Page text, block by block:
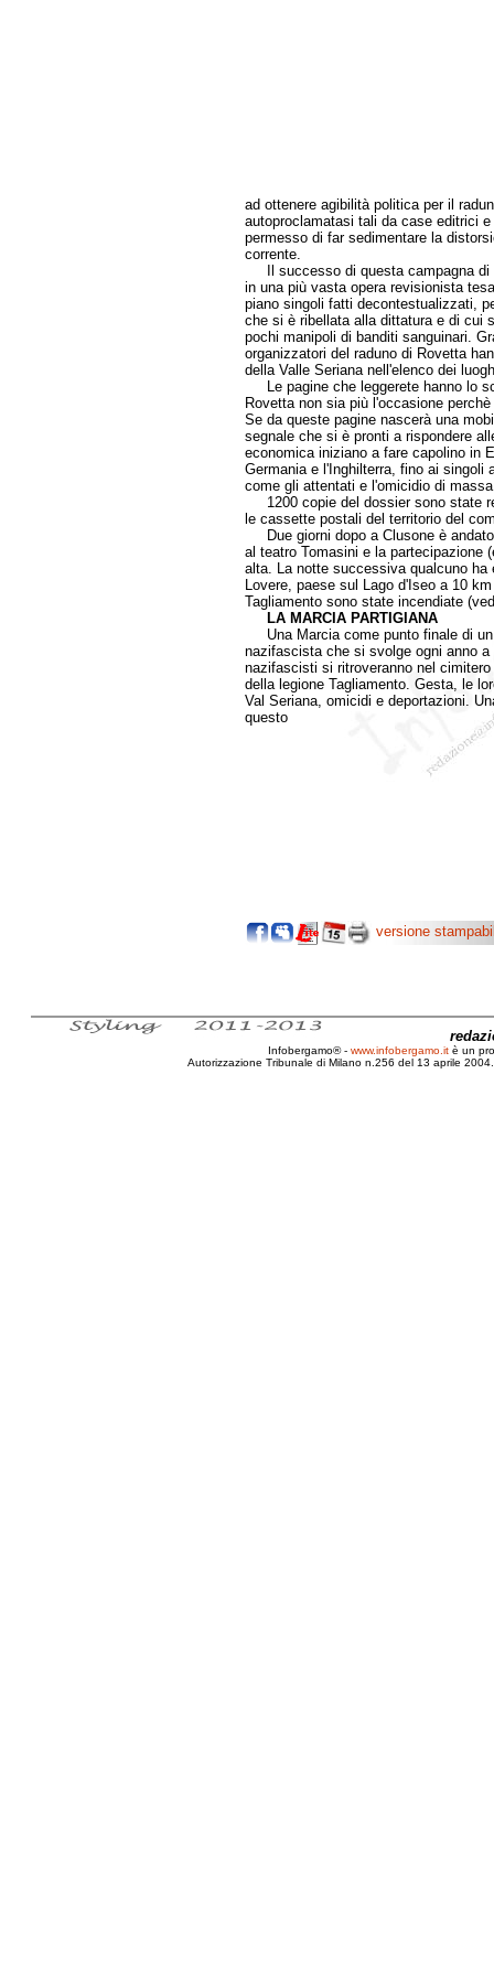
ad ottenere agibilità politica per il
autoproclamatasi tali da case editrici
permesso di far sedimentare la
corrente.
Il successo di questa campagna di
in una più vasta opera revisionista
piano singoli fatti decontestualizzati,
che si è ribellata alla dittatura e di cui
pochi manipoli di banditi sanguinari.
organizzatori del raduno di Rovetta
della Valle Seriana nell'elenco dei
Le pagine che leggerete hanno lo
Rovetta non sia più l'occasione
Se da queste pagine nascerà una
segnale che si è pronti a rispondere
economica iniziano a fare capolino in
Germania e l'Inghilterra, fino ai
come gli attentati e l'omicidio di
1200 copie del dossier sono state
le cassette postali del territorio del
Due giorni dopo a Clusone è
al teatro Tomasini e la partecipazione
alta. La notte successiva qualcuno
Lovere, paese sul Lago d'Iseo a 10
Tagliamento sono state incendiate
LA MARCIA PARTIGIANA
Una Marcia come punto finale di un
nazifascista che si svolge ogni anno
nazifascisti si ritroveranno nel
della legione Tagliamento. Gesta, le
Val Seriana, omicidi e deportazioni.
questo
versione
Infobergamo® - www.infobergamo.it è un
Autorizzazione Tribunale di Milano n.256 del 13 aprile